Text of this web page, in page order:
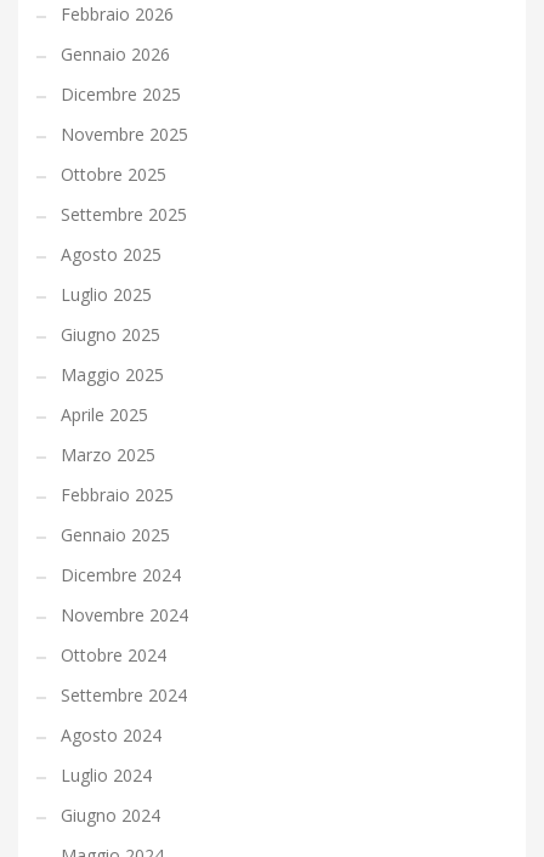
Febbraio 2026
Gennaio 2026
Dicembre 2025
Novembre 2025
Ottobre 2025
Settembre 2025
Agosto 2025
Luglio 2025
Giugno 2025
Maggio 2025
Aprile 2025
Marzo 2025
Febbraio 2025
Gennaio 2025
Dicembre 2024
Novembre 2024
Ottobre 2024
Settembre 2024
Agosto 2024
Luglio 2024
Giugno 2024